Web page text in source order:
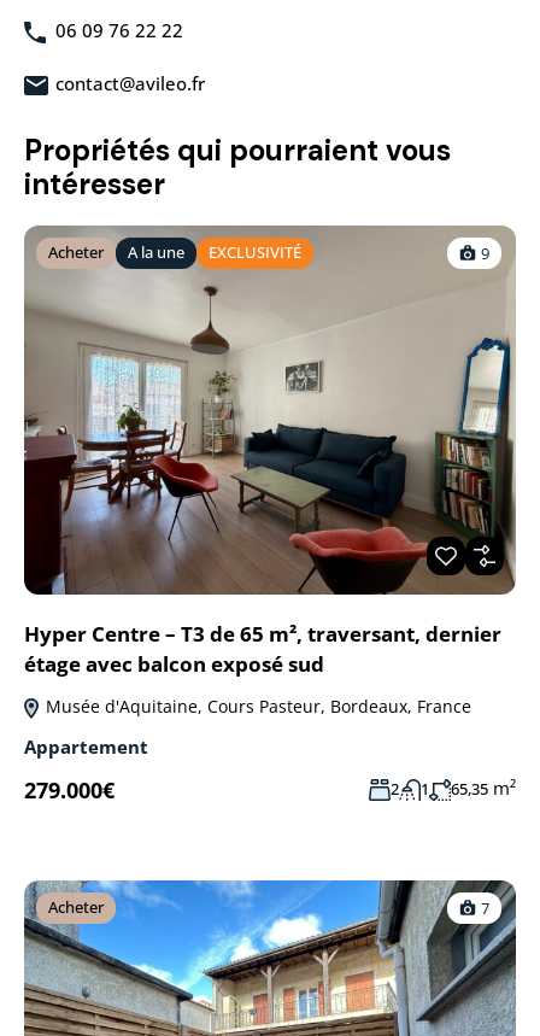
06 09 76 22 22
contact@avileo.fr
Propriétés qui pourraient vous
intéresser
Acheter A la une EXCLUSIVITÉ 9
Hyper Centre – T3 de 65 m², traversant, dernier
étage avec balcon exposé sud
Musée d'Aquitaine, Cours Pasteur, Bordeaux, France
Appartement
279.000€ 2 1 65,35 m²
Acheter 7